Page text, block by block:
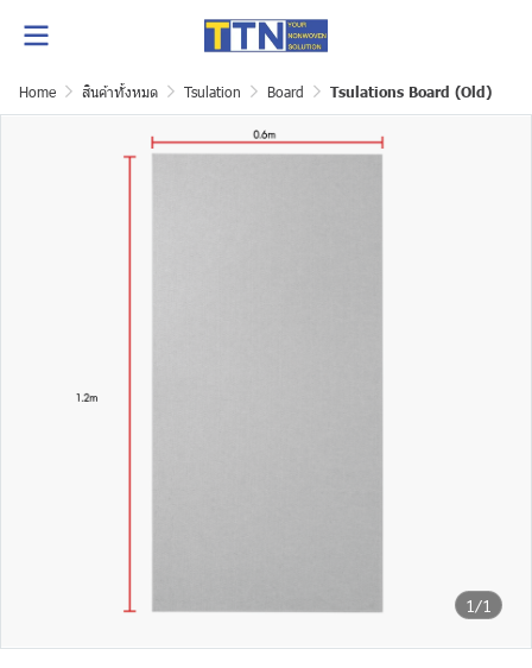
Home สินค้าทั้งหมด Tsulation Board Tsulations Board (Old)
1/1